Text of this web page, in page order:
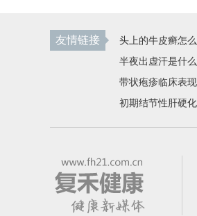
友情链接 头上的牛皮癣怎
半夜出虚汗是什
带状疱疹临床表
初期结节性肝硬